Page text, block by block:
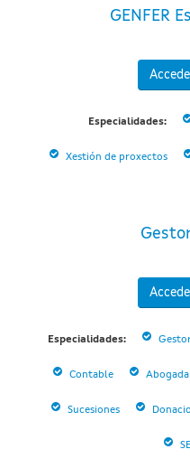
GENFER
Especialidades:
Xestión de proxectos
Especialidades:
Contable Abogada
Sucesiones